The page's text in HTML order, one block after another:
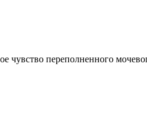
чувство переполненного